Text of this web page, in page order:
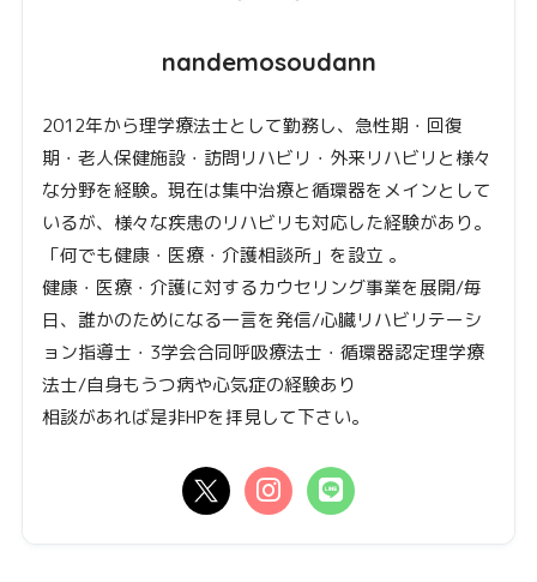
nandemosoudann
2012年から理学療法士として勤務し、急性期・回復
期・老人保健施設・訪問リハビリ・外来リハビリと様々
な分野を経験。現在は集中治療と循環器をメインとして
いるが、様々な疾患のリハビリも対応した経験があり。
「何でも健康・医療・介護相談所」を設立 。
健康・医療・介護に対するカウセリング事業を展開/毎
日、誰かのためになる一言を発信/心臓リハビリテーシ
ョン指導士・3学会合同呼吸療法士・循環器認定理学療
法士/自身もうつ病や心気症の経験あり
相談があれば是非HPを拝見して下さい。